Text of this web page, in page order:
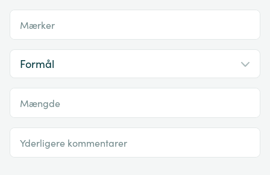
Mærker
Mængde
Yderligere kommentarer